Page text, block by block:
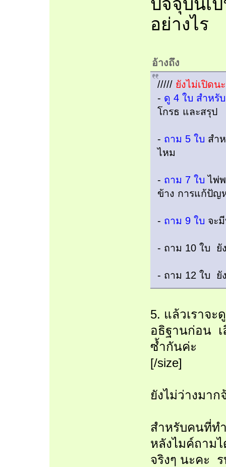
อย่างไร
อ้างถึง
///// ยังไม่เปิดน
- ดู 4 ใบ สำหรั
โกรธ และสรุป
- ถาม 5 ใบ สำ
ไหม
- ถาม 7 ใบ ไพ่
ข้าง การแก้ปัญ
- ถาม 9 ใบ จะ
- ถาม 10 ใบ ยั
- ถาม 12 ใบ ยั
5. แล้วเราจ
อธิฐานก่อน เ
ซ้ำกันค่ะ
[/size]
ยังไม่ว่างมาก
สำหรับคนที่ท
หลังไมค์ถาม
จริงๆ นะคะ